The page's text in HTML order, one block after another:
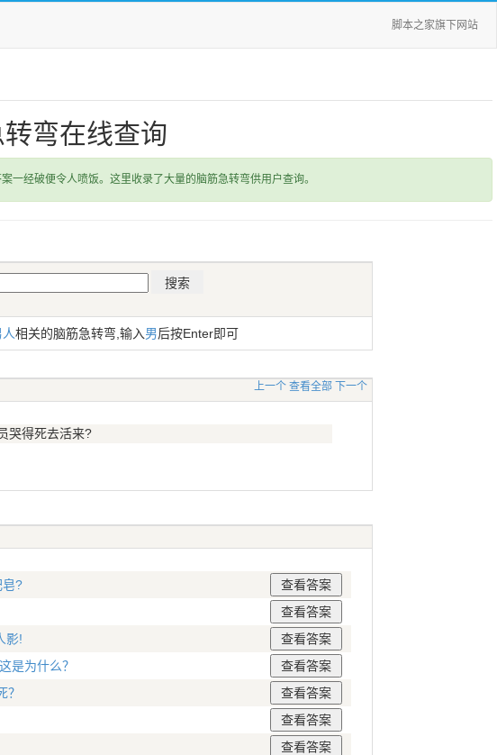
脚本之家旗下网站
弯在线查询
经破便令人喷饭。这里收录了大量的脑筋急转弯供用户查询。
相关的脑筋急转弯,输入男后按Enter即可
上一个 查看全部 下一个
哭得死去活来?
皂?
影!
是为什么？